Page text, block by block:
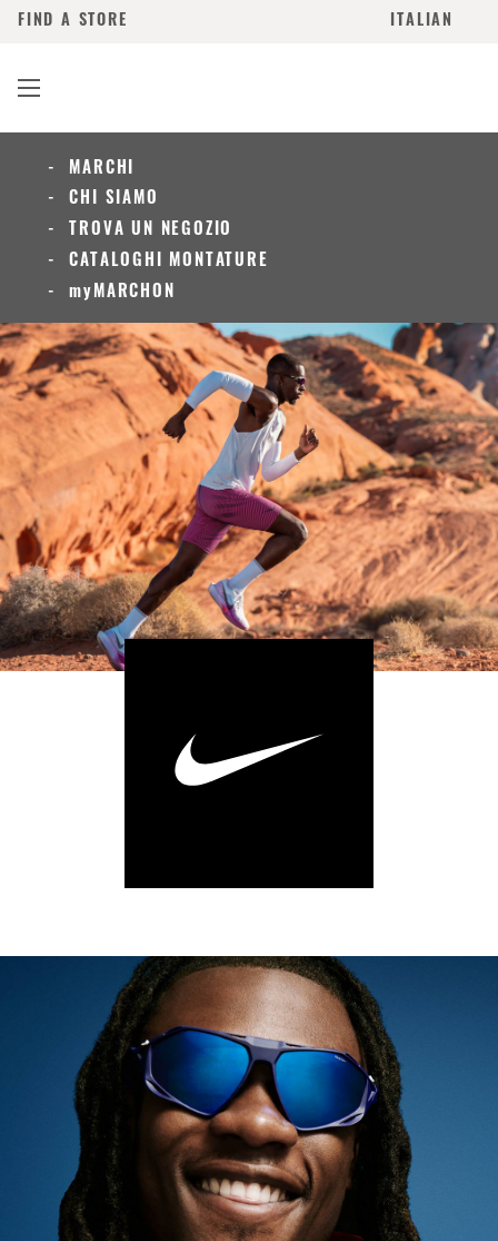
ITALIAN
FIND A STORE
MARCHI
CHI SIAMO
TROVA UN NEGOZIO
CATALOGHI MONTATURE
myMARCHON